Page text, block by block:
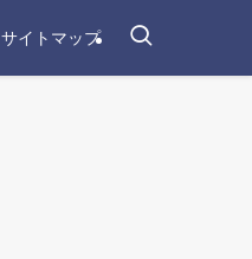
サイトマップ